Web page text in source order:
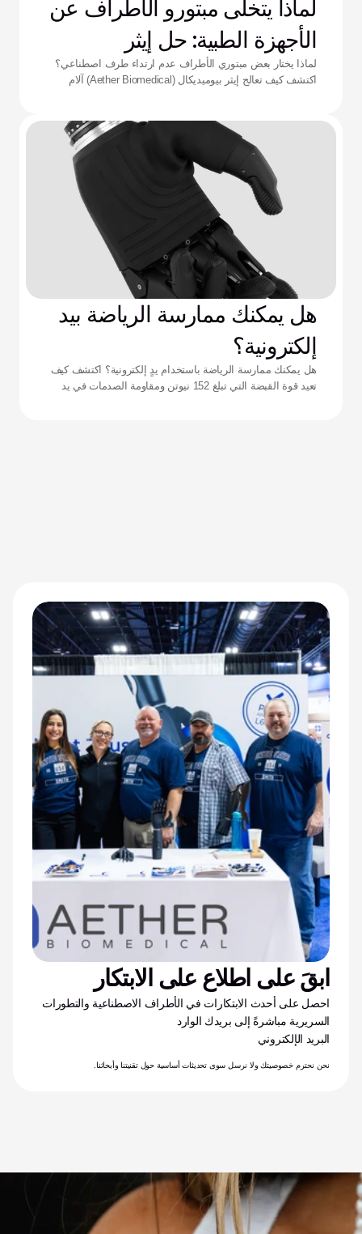
لماذا يتخلى مبتورو الأطراف عن
الأجهزة الطبية: حل إيثر
لماذا يختار بعض مبتوري الأطراف عدم ارتداء طرف اصطناعي؟
اكتشف كيف تعالج إيثر بيوميديكال (Aether Biomedical) آلام
هل يمكنك ممارسة الرياضة بيد
إلكترونية؟
هل يمكنك ممارسة الرياضة باستخدام يدٍ إلكترونية؟ اكتشف كيف
تعيد قوة القبضة التي تبلغ 152 نيوتن ومقاومة الصدمات في يد
ابقَ على اطلاع على الابتكار
السريرية مباشرةً إلى بريدك الوارد
البريد الإلكتروني
نحن نحترم خصوصيتك ولا نرسل سوى تحديثات أساسية حول تقنيتنا وأبحاثنا.